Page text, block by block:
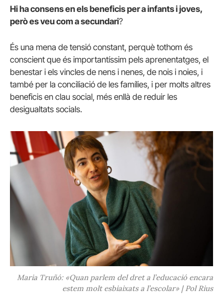
Hi ha consens en els beneficis per a infants i joves,
però es veu com a secundari?
És una mena de tensió constant, perquè tothom és
conscient que és importantíssim pels aprenentatges, el
benestar i els vincles de nens i nenes, de nois i noies, i
també per la conciliació de les famílies, i per molts altres
beneficis en clau social, més enllà de reduir les
desigualtats socials.
Maria Truñó: «Quan parlem del dret a l’educació encara
estem molt esbiaixats a l’escolar» | Pol Rius